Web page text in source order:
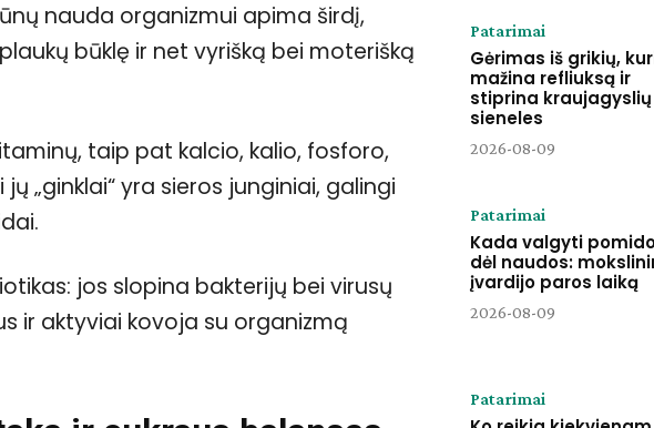
nauda organizmui apima širdį,
būklę ir net vyrišką bei moterišką
taip pat kalcio, kalio, fosforo,
„ginklai“ yra sieros junginiai, galingi
jos slopina bakterijų bei virusų
ir aktyviai kovoja su organizmą
Patarimai
Gėrimas iš grikių,
mažina refliuksą ir
stiprina kraujagyslių
sieneles
2026-08-09
Patarimai
Kada valgyti
dėl naudos:
įvardijo paros laiką
2026-08-09
Patarimai